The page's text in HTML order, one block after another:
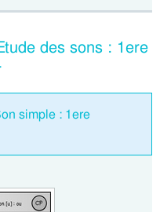
des sons : 1ere
simple : 1ere